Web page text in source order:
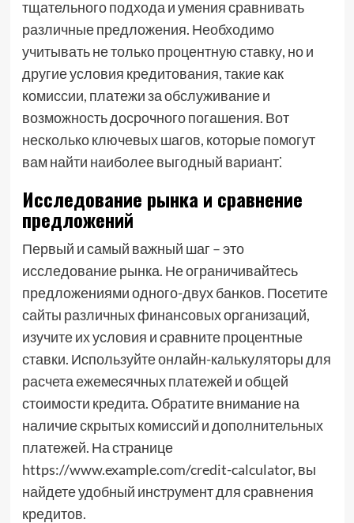
тщательного подхода и умения сравнивать
различные предложения. Необходимо
учитывать не только процентную ставку, но и
другие условия кредитования, такие как
комиссии, платежи за обслуживание и
возможность досрочного погашения. Вот
несколько ключевых шагов, которые помогут
вам найти наиболее выгодный вариант⁚
Исследование рынка и сравнение
предложений
Первый и самый важный шаг – это
исследование рынка. Не ограничивайтесь
предложениями одного-двух банков. Посетите
сайты различных финансовых организаций,
изучите их условия и сравните процентные
ставки. Используйте онлайн-калькуляторы для
расчета ежемесячных платежей и общей
стоимости кредита. Обратите внимание на
наличие скрытых комиссий и дополнительных
платежей. На странице
https://www.example.com/credit-calculator, вы
найдете удобный инструмент для сравнения
кредитов.